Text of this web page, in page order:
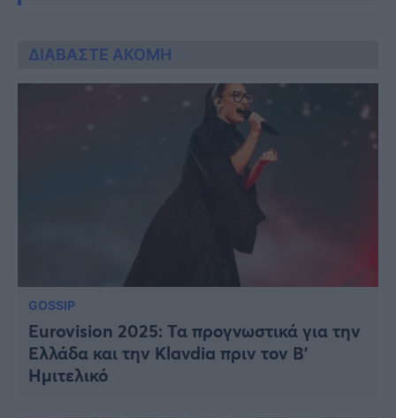
ΔΙΑΒΑΣΤΕ ΑΚΟΜΗ
GOSSIP
Eurovision 2025: Τα προγνωστικά για την
Ελλάδα και την Klavdia πριν τον Β’
Ημιτελικό